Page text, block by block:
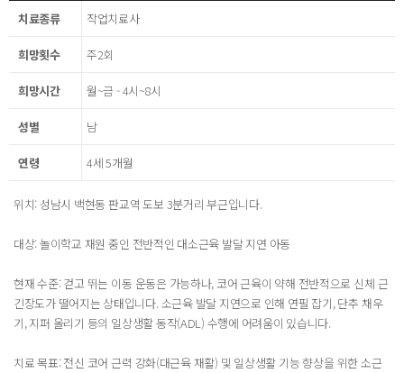
치료종류 작업치료사
희망횟수 주2회
희망시간 월~금 - 4시~8시
성별 남
연령 4세 5개월
위치: 성남시 백현동 판교역 도보 3분거리 부근입니다.
대상: 놀이학교 재원 중인 전반적인 대소근육 발달 지연 아동
현재 수준: 걷고 뛰는 이동 운동은 가능하나, 코어 근육이 약해 전반적으로 신체 근
긴장도가 떨어지는 상태입니다. 소근육 발달 지연으로 인해 연필 잡기, 단추 채우
기, 지퍼 올리기 등의 일상생활 동작(ADL) 수행에 어려움이 있습니다.
치료 목표: 전신 코어 근력 강화(대근육 재활) 및 일상생활 기능 향상을 위한 소근